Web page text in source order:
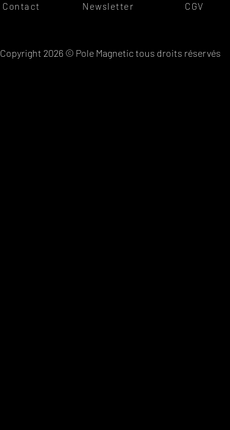
Contact Newsletter CGV
Copyright 2026 © Pole Magnetic tous droits réservés